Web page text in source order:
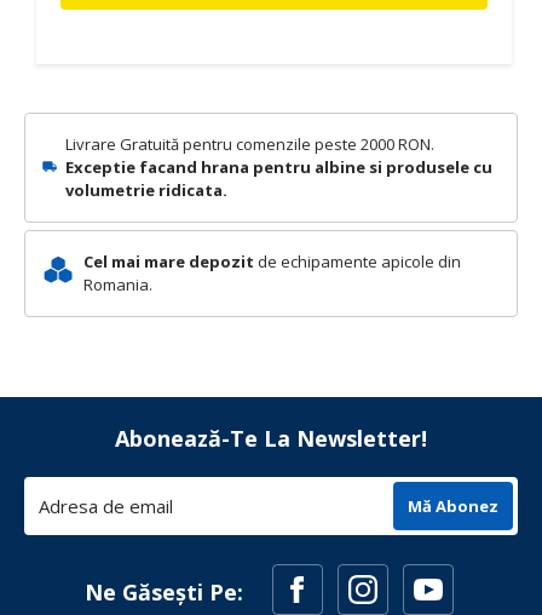
Livrare Gratuită pentru comenzile peste 2000 RON.
Exceptie facand hrana pentru albine si produsele cu
volumetrie ridicata.
Cel mai mare depozit de echipamente apicole din
Romania.
Abonează-Te La Newsletter!
Mă Abonez
Ne Găsești Pe: